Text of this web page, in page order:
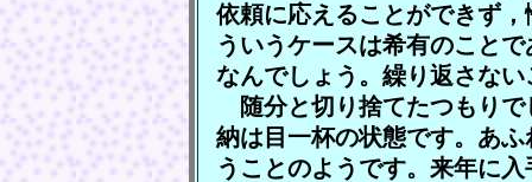
依頼に応えることができず
ういうケースは希有のこと
なんでしょう。繰り返さな
随分と切り捨てたつもりで
納は目一杯の状態です。あ
うことのようです。来年に